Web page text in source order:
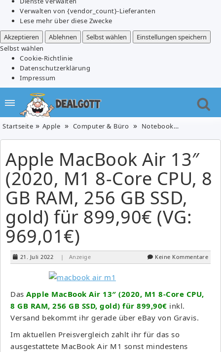
Verwalten von {vendor_count}-Lieferanten
Lese mehr über diese Zwecke
Akzeptieren
Ablehnen Selbst wählen
Einstellungen speichern
Selbst wählen
Cookie-Richtlinie
Datenschutzerklärung
Impressum
Startseite Apple Computer & Büro Notebooks & PCs
Apple MacBook Air 13″
(2020, M1 8-Core CPU, 8
GB RAM, 256 GB SSD,
gold) für 899,90€ (VG:
969,01€)
21. Juli 2022 | Anzeige Keine Kommentare
Das Apple MacBook Air 13″ (2020, M1 8-Core CPU,
8 GB RAM, 256 GB SSD, gold) für 899,90€ inkl.
Versand bekommt ihr gerade über eBay von Gravis.
Im aktuellen Preisvergleich zahlt ihr für das so
ausgestattete MacBook Air M1 sonst mindestens